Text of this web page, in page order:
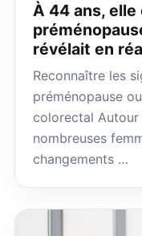
À 44 ans, elle
révélait en
Reconnaître les
préménopause
colorectal
nombreuses
changements …